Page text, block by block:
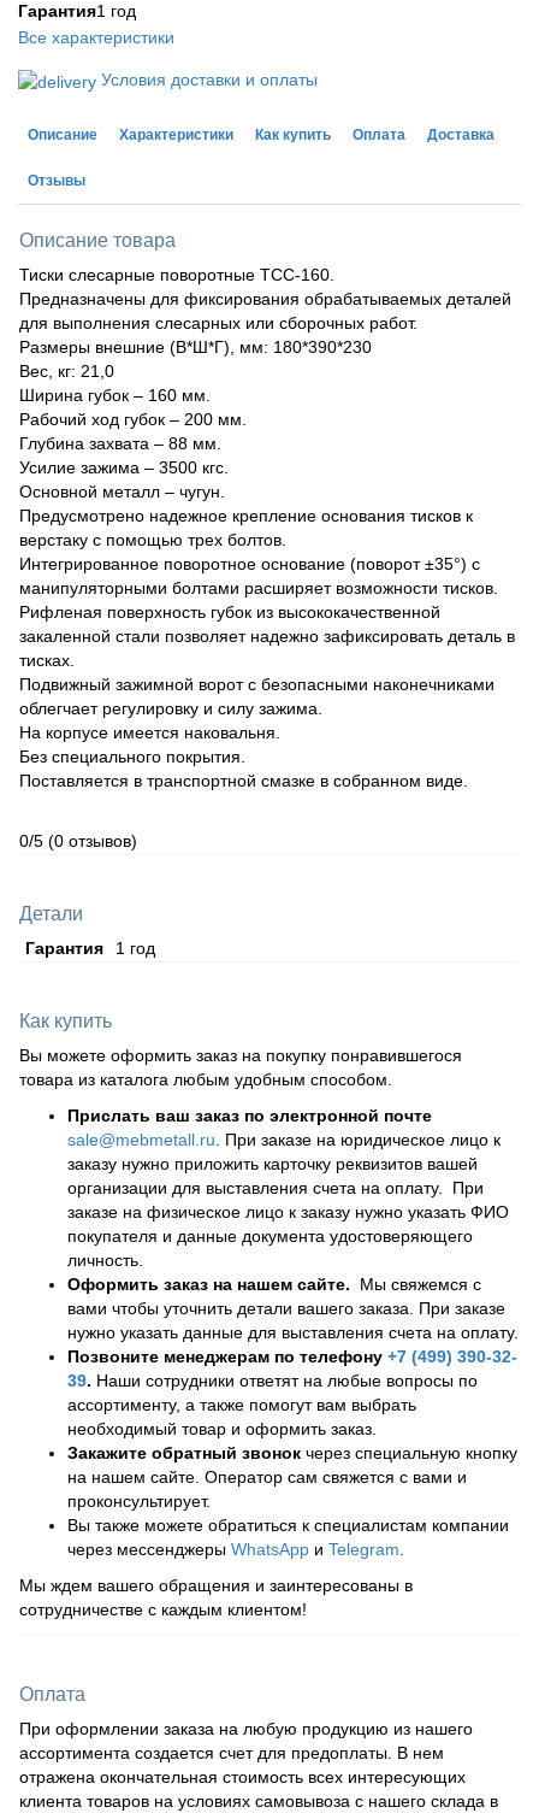
Гарантия1 год
Все характеристики
Условия доставки и оплаты
Описание Характеристики Как купить Оплата Доставка
Отзывы
Описание товара
Тиски слесарные поворотные ТСС-160.
Предназначены для фиксирования обрабатываемых деталей
для выполнения слесарных или сборочных работ.
Размеры внешние (В*Ш*Г), мм: 180*390*230
Вес, кг: 21,0
Ширина губок – 160 мм.
Рабочий ход губок – 200 мм.
Глубина захвата – 88 мм.
Усилие зажима – 3500 кгс.
Основной металл – чугун.
Предусмотрено надежное крепление основания тисков к
верстаку с помощью трех болтов.
Интегрированное поворотное основание (поворот ±35°) с
манипуляторными болтами расширяет возможности тисков.
Рифленая поверхность губок из высококачественной
закаленной стали позволяет надежно зафиксировать деталь в
тисках.
Подвижный зажимной ворот с безопасными наконечниками
облегчает регулировку и силу зажима.
На корпусе имеется наковальня.
Без специального покрытия.
Поставляется в транспортной смазке в собранном виде.
0/5 (0 отзывов)
Детали
Гарантия 1 год
Как купить
Вы можете оформить заказ на покупку понравившегося
товара из каталога любым удобным способом.
Прислать ваш заказ по электронной почте
sale@mebmetall.ru . При заказе на юридическое лицо к
заказу нужно приложить карточку реквизитов вашей
организации для выставления счета на оплату. При
заказе на физическое лицо к заказу нужно указать ФИО
покупателя и данные документа удостоверяющего
личность.
Оформить заказ на нашем сайте. Мы свяжемся с
вами чтобы уточнить детали вашего заказа. При заказе
нужно указать данные для выставления счета на оплату.
Позвоните менеджерам по телефону +7 (499) 390-32-
39. Наши сотрудники ответят на любые вопросы по
ассортименту, а также помогут вам выбрать
необходимый товар и оформить заказ.
Закажите обратный звонок через специальную кнопку
на нашем сайте. Оператор сам свяжется с вами и
проконсультирует.
Вы также можете обратиться к специалистам компании
через мессенджеры WhatsApp и Telegram
Мы ждем вашего обращения и заинтересованы в
сотрудничестве с каждым клиентом!
Оплата
При оформлении заказа на любую продукцию из нашего
ассортимента создается счет для предоплаты. В нем
отражена окончательная стоимость всех интересующих
клиента товаров на условиях самовывоза с нашего склада в